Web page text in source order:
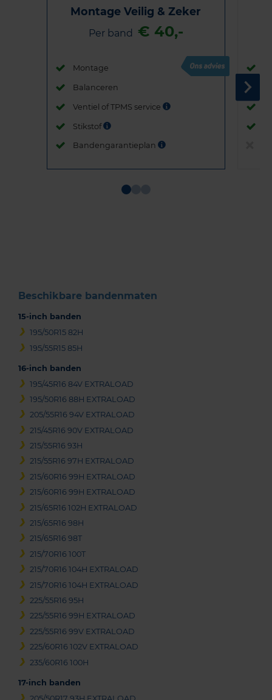
Montage Veilig & Zeker
Per band € 40,-
Montage
Balanceren
Ventiel of TPMS service
Stikstof
Bandengarantieplan
Beschikbare bandenmaten
15-inch banden
195/50R15 82H
195/55R15 85H
16-inch banden
195/45R16 84V EXTRALOAD
195/50R16 88H EXTRALOAD
205/55R16 94V EXTRALOAD
215/45R16 90V EXTRALOAD
215/55R16 93H
215/55R16 97H EXTRALOAD
215/60R16 99H EXTRALOAD
215/60R16 99H EXTRALOAD
215/65R16 102H EXTRALOAD
215/65R16 98H
215/65R16 98T
215/70R16 100T
215/70R16 104H EXTRALOAD
215/70R16 104H EXTRALOAD
225/55R16 95H
225/55R16 99H EXTRALOAD
225/55R16 99V EXTRALOAD
225/60R16 102V EXTRALOAD
235/60R16 100H
17-inch banden